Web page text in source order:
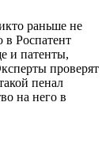
раньше не
в Роспатент
и патенты,
проверят
пенал
на него в